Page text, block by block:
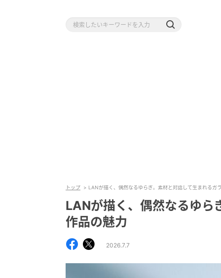
トップ LANが描く、偶然なるゆらぎ。素材と対話して生まれるガ
LANが描く、偶然なるゆら
作品の魅力
2026.7.7